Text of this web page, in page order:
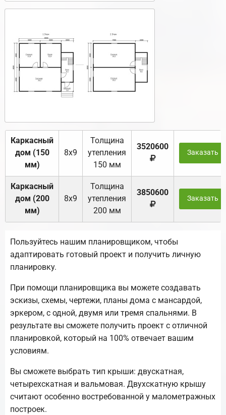
Каркасный
дом (150
мм)
8х9
Толщина
утепления
150 мм
3520600
Заказать
Каркасный
дом (200
мм)
8х9
Толщина
утепления
200 мм
3850600
Заказать
Пользуйтесь нашим планировщиком, чтобы
адаптировать готовый проект и получить личную
планировку.
При помощи планировщика вы можете создавать
эскизы, схемы, чертежи, планы дома с мансардой,
эркером, с одной, двумя или тремя спальнями. В
результате вы сможете получить проект с отличной
планировкой, который на 100% отвечает вашим
условиям.
Вы сможете выбрать тип крыши: двускатная,
четырехскатная и вальмовая. Двухскатную крышу
считают особенно востребованной у малометражных
построек.